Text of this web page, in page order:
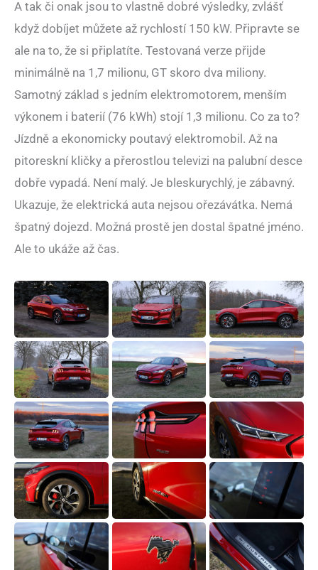
A tak či onak jsou to vlastně dobré výsledky, zvlášť
když dobíjet můžete až rychlostí 150 kW. Připravte se
ale na to, že si připlatíte. Testovaná verze přijde
minimálně na 1,7 milionu, GT skoro dva miliony.
Samotný základ s jedním elektromotorem, menším
výkonem i baterií (76 kWh) stojí 1,3 milionu. Co za to?
Jízdně a ekonomicky poutavý elektromobil. Až na
pitoreskní kličky a přerostlou televizi na palubní desce
dobře vypadá. Není malý. Je bleskurychlý, je zábavný.
Ukazuje, že elektrická auta nejsou ořezávátka. Nemá
špatný dojezd. Možná prostě jen dostal špatné jméno.
Ale to ukáže až čas.